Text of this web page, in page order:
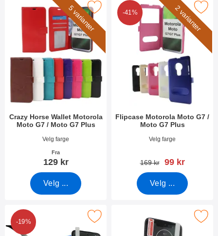
5 varianter
Crazy Horse Wallet Motorola
Moto G7 / Moto G7 Plus
Varenummer 31356
Velg farge
Fra
129 kr
Velg ...
Horse Wallet Motorola Moto G7 / Moto G7 Plus som favoritt
2 varianter
-41%
Flipcase Motorola Moto G7 /
Moto G7 Plus
Varenummer 29950
Velg farge
gammel pris
169 kr ny pris
99 kr
Velg ...
Merk flipcase Motorola Moto G7 /
-19%
av glass Motorola Moto G7 / Moto G7 Plus som
Merk skjermbeskyttelse Motorola Moto